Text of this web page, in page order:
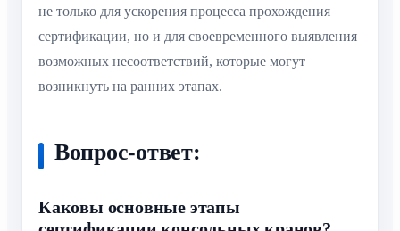
не только для ускорения процесса прохождения
сертификации, но и для своевременного выявления
возможных несоответствий, которые могут
возникнуть на ранних этапах.
Вопрос-ответ:
Каковы основные этапы